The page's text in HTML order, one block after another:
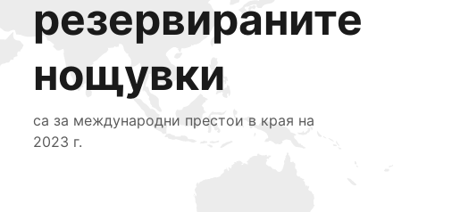
резервираните
нощувки
са за международни престои в края на
2023 г.